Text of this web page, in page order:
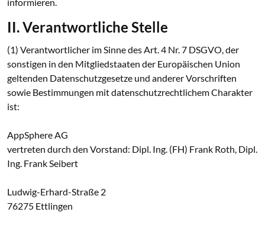
II. Verantwortliche Stelle
(1) Verantwortlicher im Sinne des Art. 4 Nr. 7 DSGVO, der
sonstigen in den Mitgliedstaaten der Europäischen Union
geltenden Datenschutzgesetze und anderer Vorschriften
sowie Bestimmungen mit datenschutzrechtlichem Charakter
ist:
AppSphere AG
vertreten durch den Vorstand: Dipl. Ing. (FH) Frank Roth, Dipl.
Ing. Frank Seibert
Ludwig-Erhard-Straße 2
76275 Ettlingen